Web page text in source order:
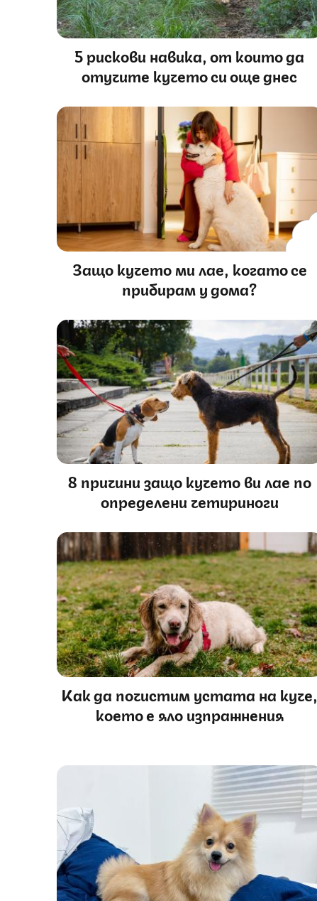
5 рискови навика, от които да
отучите кучето си още днес
Защо кучето ми лае, когато се
прибирам у дома?
8 причини защо кучето ви лае по
определени четириноги
Как да почистим устата на куче,
което е яло изпражнения